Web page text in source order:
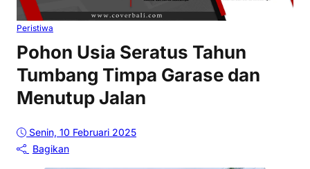
Peristiwa
Pohon Usia Seratus Tahun
Tumbang Timpa Garase dan
Menutup Jalan
Senin, 10 Februari 2025
Bagikan